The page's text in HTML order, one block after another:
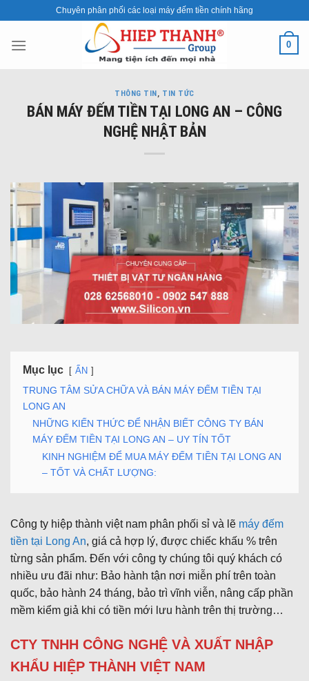
content
Chuyên phân phối các loại máy đếm tiền chính hãng
0
THÔNG TIN, TIN TỨC
BÁN MÁY ĐẾM TIỀN TẠI LONG AN – CÔNG
NGHỆ NHẬT BẢN
Mục lục ẨN
TRUNG TÂM SỬA CHỮA VÀ BÁN MÁY ĐẾM TIỀN TẠI
LONG AN
NHỮNG KIẾN THỨC ĐỂ NHẬN BIẾT CÔNG TY BÁN
MÁY ĐẾM TIỀN TẠI LONG AN – UY TÍN TỐT
KINH NGHIỆM ĐỂ MUA MÁY ĐẾM TIỀN TẠI LONG AN
– TỐT VÀ CHẤT LƯỢNG:
Công ty hiệp thành việt nam phân phối sỉ và lẽ máy đếm
tiền tại Long An, giá cả hợp lý, được chiếc khấu % trên
từng sản phẩm. Đến với công ty chúng tôi quý khách có
nhiều ưu đãi như: Bảo hành tận nơi miễn phí trên toàn
quốc, bảo hành 24 tháng, bảo trì vĩnh viễn, nâng cấp phần
mềm kiểm giả khi có tiền mới lưu hành trên thị trường…
CTY TNHH CÔNG NGHỆ VÀ XUẤT NHẬP
KHẨU HIỆP THÀNH VIỆT NAM